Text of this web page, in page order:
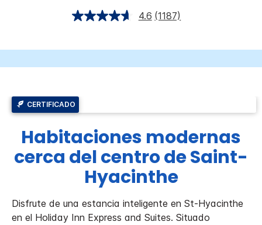
4.6 (1187)
CERTIFICADO
Habitaciones modernas
cerca del centro de Saint-
Hyacinthe
Disfrute de una estancia inteligente en St-Hyacinthe
en el Holiday Inn Express and Suites. Situado